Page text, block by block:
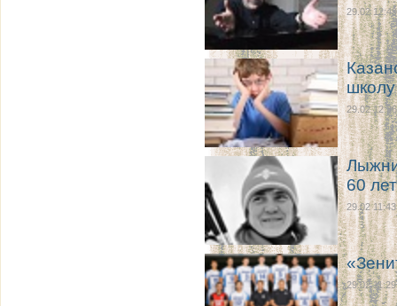
29.02 12:49
29.02 12:36
60 лет
29.02 11:43
29.02 11:29